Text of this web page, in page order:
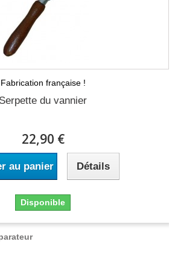
Fabrication française !
Serpette du vannier
22,90 €
au panier Détails
Disponible